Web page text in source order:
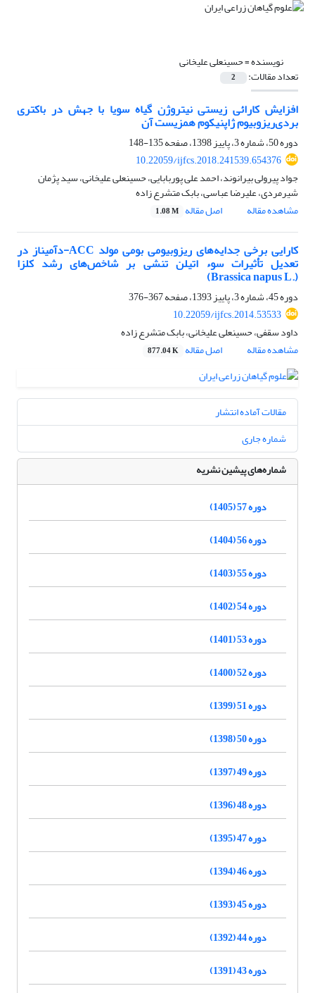
نویسنده =حسینعلی علیخانی
تعداد مقالات: 2
افزایش کارائی زیستی نیتروژن گیاه سویا با جهش در باکتری
بردی‌ریزوبیوم ژاپنیکوم‌ همزیست آن
دوره 50، شماره 3، پاییز 1398، صفحه
135-148
10.22059/ijfcs.2018.241539.654376
جواد پیرولی بیرانوند، احمد علی پوربابایی، حسینعلی علیخانی، سید پژمان
شیرمردی، علیرضا عباسی، بابک متشرع زاده
مشاهده مقاله
اصل مقاله 1.08 M
کارایی برخی جدایه‌های ریزوبیومی بومی مولد ACC-دآمیناز در
تعدیل تأثیرات سوء اتیلن تنشی بر شاخص‌های رشد کلزا
(.Brassica napus L)
دوره 45، شماره 3، پاییز 1393، صفحه
367-376
10.22059/ijfcs.2014.53533
داود سقفی، حسینعلی علیخانی، بابک متشرع زاده
مشاهده مقاله
اصل مقاله 877.04 K
مقالات آماده انتشار
شماره جاری
شماره‌های پیشین نشریه
دوره 57 (1405)
دوره 56 (1404)
دوره 55 (1403)
دوره 54 (1402)
دوره 53 (1401)
دوره 52 (1400)
دوره 51 (1399)
دوره 50 (1398)
دوره 49 (1397)
دوره 48 (1396)
دوره 47 (1395)
دوره 46 (1394)
دوره 45 (1393)
دوره 44 (1392)
دوره 43 (1391)